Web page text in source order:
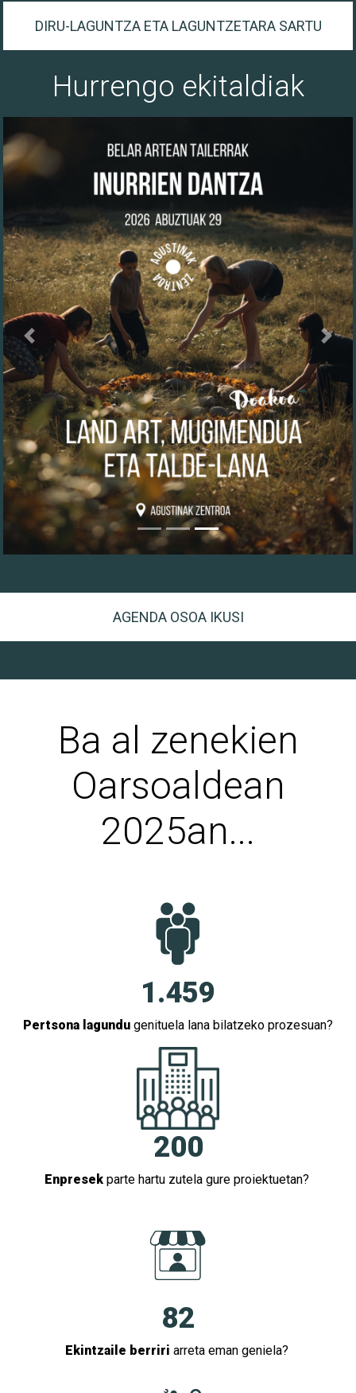
DIRU-LAGUNTZA ETA LAGUNTZETARA SARTU
Hurrengo ekitaldiak
Previous Next
AGENDA OSOA IKUSI
Ba al zenekien
Oarsoaldean
2025an...
1.459
Pertsona lagundu genituela lana bilatzeko prozesuan?
200
Enpresek parte hartu zutela gure proiektuetan?
82
Ekintzaile berriri arreta eman geniela?